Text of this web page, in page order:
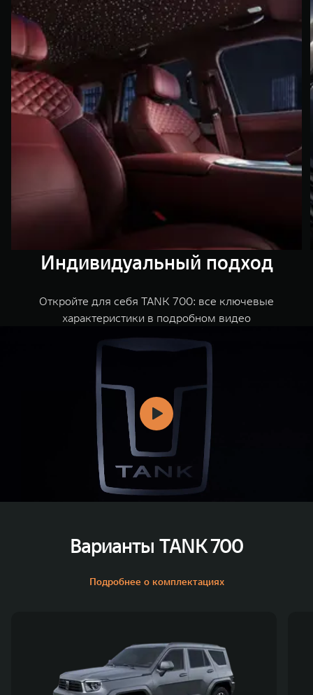
Индивидуальный подход
Откройте для себя TANK 700: все ключевые
характеристики в подробном видео
Варианты TANK 700
Подробнее о комплектациях